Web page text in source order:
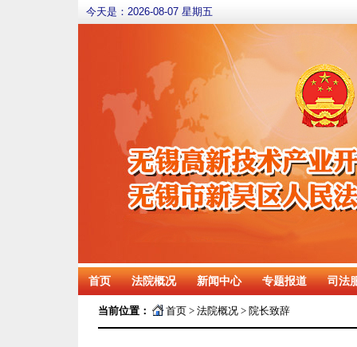
今天是： 2026-08-07 星期五
首页 法院概况 新闻中心 专题报道 司法
当前位置： 首页 > 法院概况 > 院长致辞